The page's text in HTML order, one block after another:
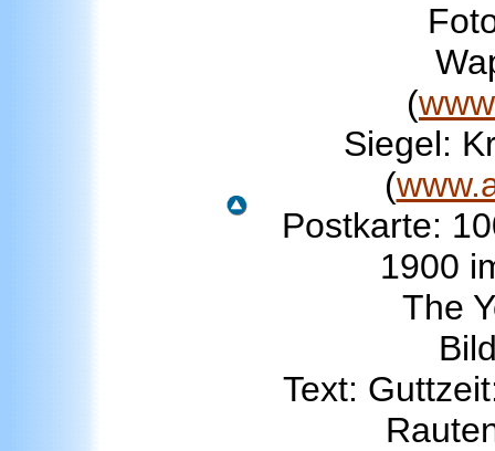
(
Siegel:
(
Postkarte:
1900
The
Text: